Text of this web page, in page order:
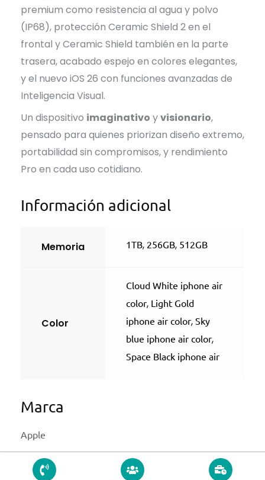
premium como resistencia al agua y polvo
(IP68), protección Ceramic Shield 2 en el
frontal y Ceramic Shield también en la parte
trasera, acabado espejo en colores elegantes,
y el nuevo iOS 26 con funciones avanzadas de
Inteligencia Visual.
Un dispositivo imaginativo yvisionario,
pensado para quienes priorizan diseño extremo,
portabilidad sin compromisos, y rendimiento
Pro en cada uso cotidiano.
Información adicional
Memoria 1TB, 256GB, 512GB
Color
Cloud White iphone air
color, Light Gold
iphone air color, Sky
blue iphone air color,
Space Black iphone air
Marca
Apple